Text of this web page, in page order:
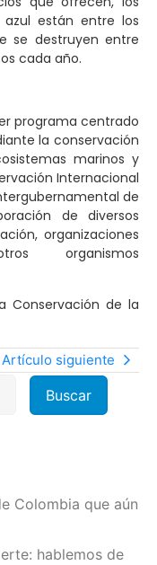
están entre los
se destruyen entre
cada año.
programa centrado
la conservación
marinos y
Internacional
de
de diversos
organizaciones
organismos
Conservación de la
Artículo siguiente
Colombia que aún
hablemos de